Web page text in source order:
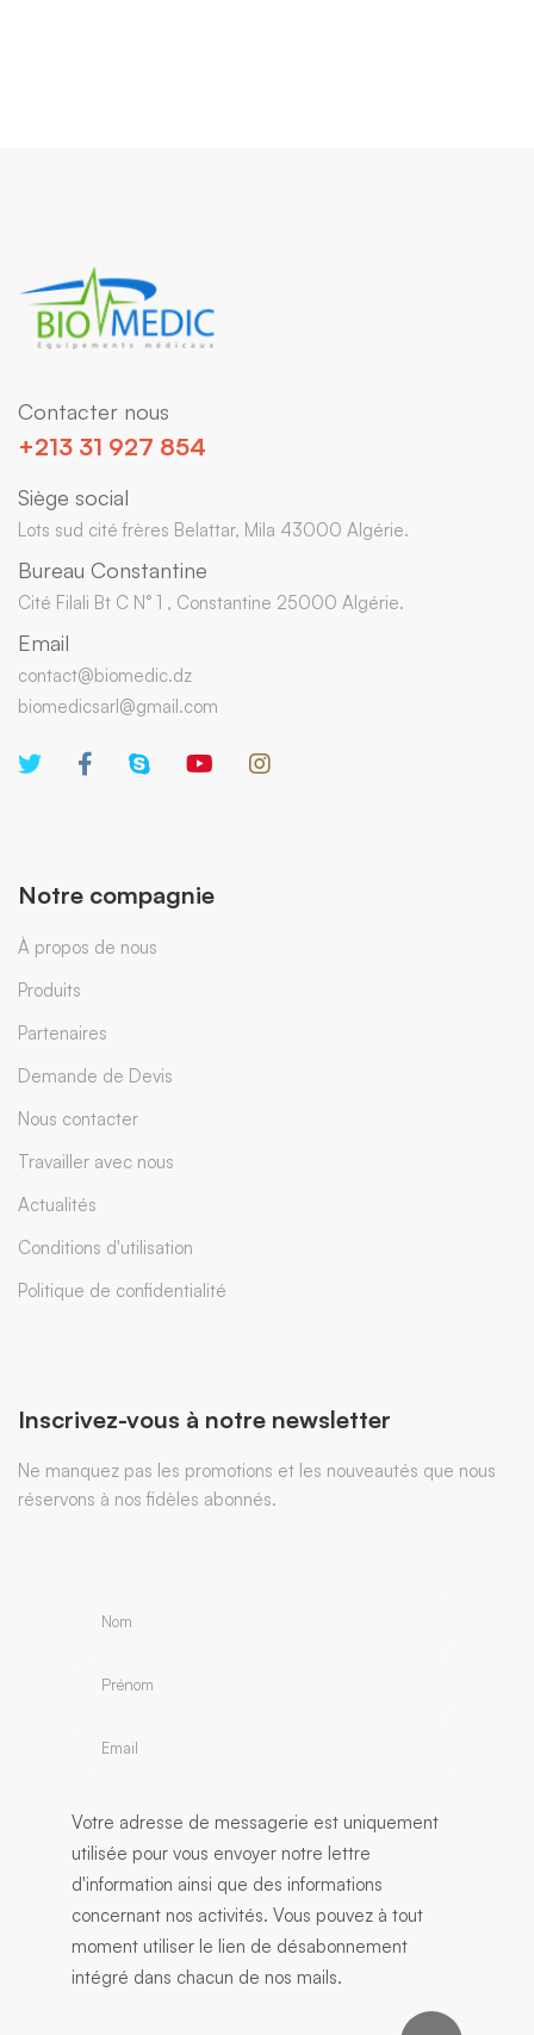
Contacter nous
+213 31 927 854
Siège social
Lots sud cité frères Belattar, Mila 43000 Algérie.
Bureau Constantine
Cité Filali Bt C N° 1 , Constantine 25000 Algérie.
Email
contact@biomedic.dz
biomedicsarl@gmail.com
Notre compagnie
À propos de nous
Produits
Partenaires
Demande de Devis
Nous contacter
Travailler avec nous
Actualités
Conditions d'utilisation
Politique de confidentialité
Inscrivez-vous à notre newsletter
Ne manquez pas les promotions et les nouveautés que nous
réservons à nos fidèles abonnés.
Votre adresse de messagerie est uniquement
utilisée pour vous envoyer notre lettre
d'information ainsi que des informations
concernant nos activités. Vous pouvez à tout
moment utiliser le lien de désabonnement
intégré dans chacun de nos mails.